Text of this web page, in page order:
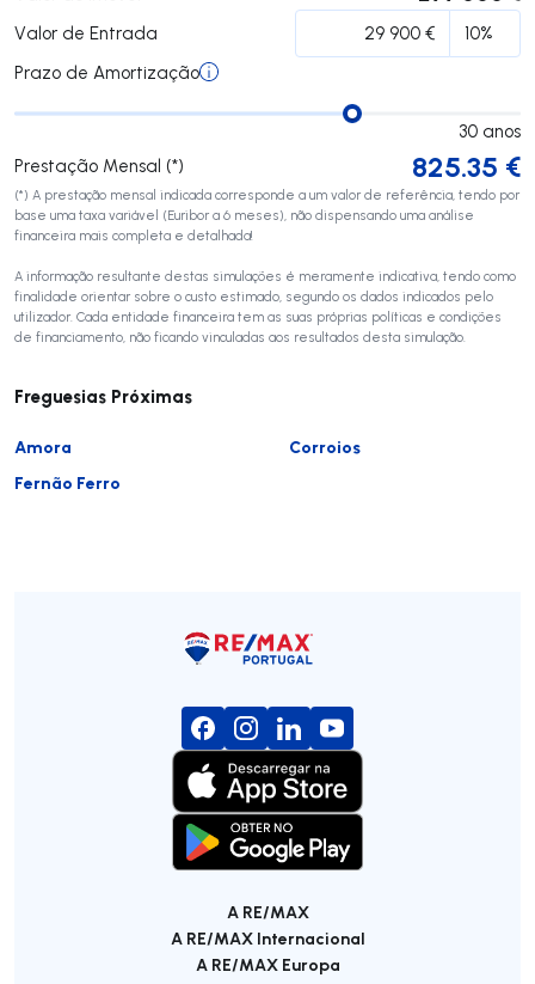
Valor de Entrada
Prazo de Amortização
30 anos
Prestação Mensal (*)
825.35 €
(*) A prestação mensal indicada corresponde a um valor de referência, tendo por
base uma taxa variável (Euribor a 6 meses), não dispensando uma análise
financeira mais completa e detalhada!
A informação resultante destas simulações é meramente indicativa, tendo como
finalidade orientar sobre o custo estimado, segundo os dados indicados pelo
utilizador. Cada entidade financeira tem as suas próprias políticas e condições
de financiamento, não ficando vinculadas aos resultados desta simulação.
Freguesias Próximas
Amora
Corroios
Fernão Ferro
A RE/MAX
A RE/MAX Internacional
A RE/MAX Europa